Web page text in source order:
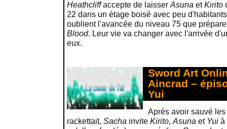
Heathcliffaccepte de laisser Asuna etKirito
22 dans un étage boisé avec peu
oublient l'avancée du niveau 75 que
Blood. Leur vie va changer avec l'arrivée
eux.
Sword Art
Aincrad –
Yui
Après avoir sauvé
rackettait, Sacha invite Kirito, Asuna et Yui à